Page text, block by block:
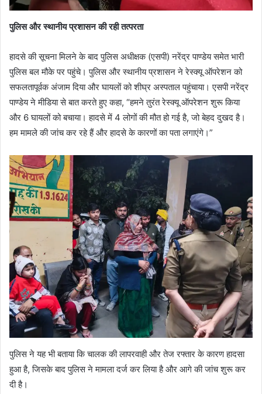
पुलिस और स्थानीय प्रशासन की रही तत्परता
हादसे की सूचना मिलने के बाद पुलिस अधीक्षक (एसपी) नरेंद्र पाण्डेय समेत भारी
पुलिस बल मौके पर पहुंचे। पुलिस और स्थानीय प्रशासन ने रेस्क्यू ऑपरेशन को
सफलतापूर्वक अंजाम दिया और घायलों को शीघ्र अस्पताल पहुंचाया। एसपी नरेंद्र
पाण्डेय ने मीडिया से बात करते हुए कहा, “हमने तुरंत रेस्क्यू ऑपरेशन शुरू किया
और 6 घायलों को बचाया। हादसे में 4 लोगों की मौत हो गई है, जो बेहद दुखद है।
हम मामले की जांच कर रहे हैं और हादसे के कारणों का पता लगाएंगे।”
पुलिस ने यह भी बताया कि चालक की लापरवाही और तेज रफ्तार के कारण हादसा
हुआ है, जिसके बाद पुलिस ने मामला दर्ज कर लिया है और आगे की जांच शुरू कर
दी है।